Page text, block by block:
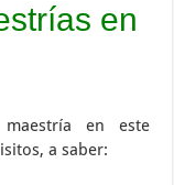
en
en este
a saber: